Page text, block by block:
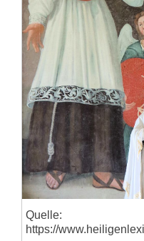
Quelle:
https://